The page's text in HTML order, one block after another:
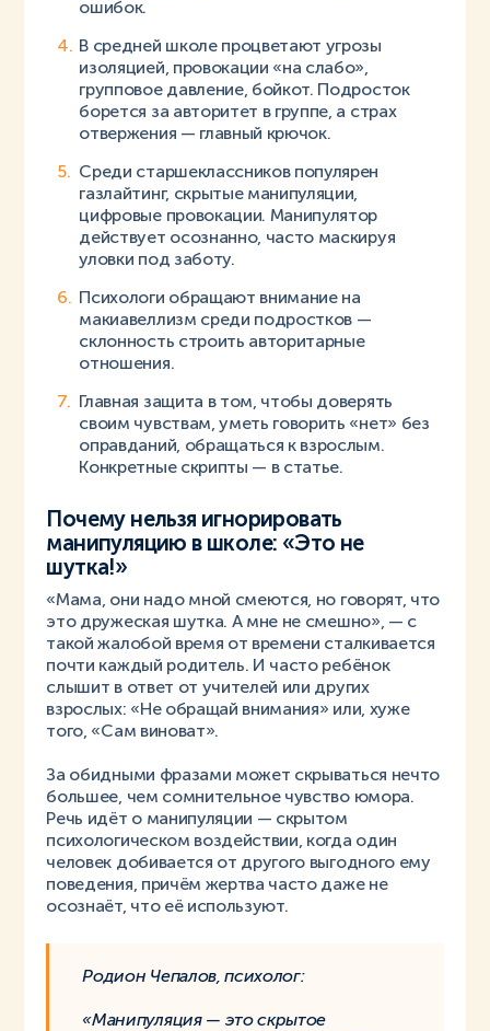
ошибок.
В средней школе процветают угрозы
изоляцией, провокации «на слабо»,
групповое давление, бойкот. Подросток
борется за авторитет в группе, а страх
отвержения — главный крючок.
Среди старшеклассников популярен
газлайтинг, скрытые манипуляции,
цифровые провокации. Манипулятор
действует осознанно, часто маскируя
уловки под заботу.
Психологи обращают внимание на
макиавеллизм среди подростков —
склонность строить авторитарные
отношения.
Главная защита в том, чтобы доверять
своим чувствам, уметь говорить «нет» без
оправданий, обращаться к взрослым.
Конкретные скрипты — в статье.
Почему нельзя игнорировать
манипуляцию в школе: «Это не
шутка!»
«Мама, они надо мной смеются, но говорят, что
это дружеская шутка. А мне не смешно», — с
такой жалобой время от времени сталкивается
почти каждый родитель. И часто ребёнок
слышит в ответ от учителей или других
взрослых: «Не обращай внимания» или, хуже
того, «Сам виноват».
За обидными фразами может скрываться нечто
большее, чем сомнительное чувство юмора.
Речь идёт о манипуляции — скрытом
психологическом воздействии, когда один
человек добивается от другого выгодного ему
поведения, причём жертва часто даже не
осознаёт, что её используют.
Родион Чепалов, психолог:
«Манипуляция — это скрытое